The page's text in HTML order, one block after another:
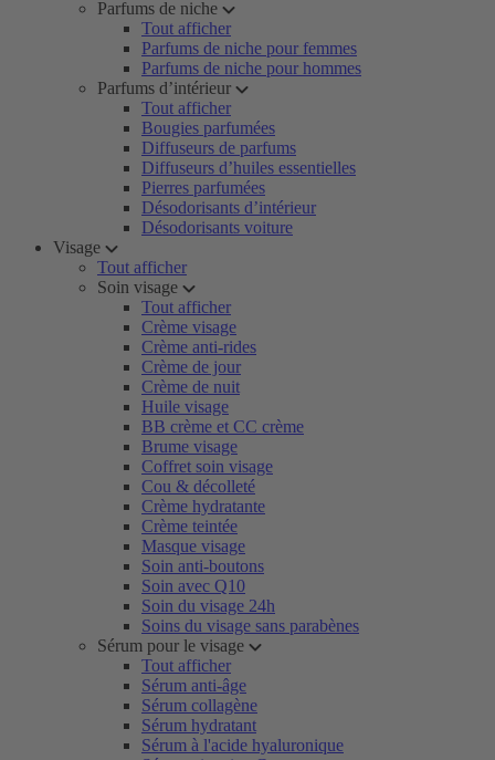
Parfums de niche
Tout afficher
Parfums de niche pour femmes
Parfums de niche pour hommes
Parfums d’intérieur
Tout afficher
Bougies parfumées
Diffuseurs de parfums
Diffuseurs d’huiles essentielles
Pierres parfumées
Désodorisants d’intérieur
Désodorisants voiture
Visage
Tout afficher
Soin visage
Tout afficher
Crème visage
Crème anti-rides
Crème de jour
Crème de nuit
Huile visage
BB crème et CC crème
Brume visage
Coffret soin visage
Cou & décolleté
Crème hydratante
Crème teintée
Masque visage
Soin anti-boutons
Soin avec Q10
Soin du visage 24h
Soins du visage sans parabènes
Sérum pour le visage
Tout afficher
Sérum anti-âge
Sérum collagène
Sérum hydratant
Sérum à l'acide hyaluronique